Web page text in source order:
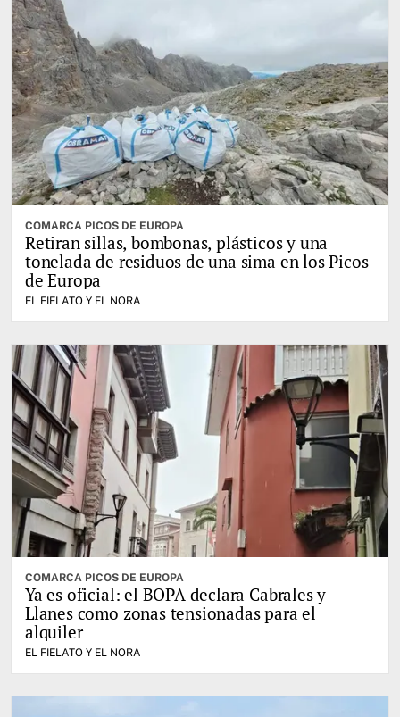
COMARCA PICOS DE EUROPA
Retiran sillas, bombonas, plásticos y una
tonelada de residuos de una sima en los Picos
de Europa
EL FIELATO Y EL NORA
COMARCA PICOS DE EUROPA
Ya es oficial: el BOPA declara Cabrales y
Llanes como zonas tensionadas para el
alquiler
EL FIELATO Y EL NORA